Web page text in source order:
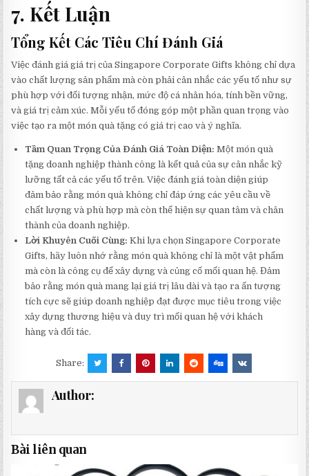
7. Kết Luận
Tổng Kết Các Tiêu Chí Đánh Giá
Việc đánh giá giá trị của Singapore Corporate Gifts không chỉ dựa
vào chất lượng sản phẩm mà còn phải cân nhắc các yếu tố như sự
phù hợp với đối tượng nhận, mức độ cá nhân hóa, tính bền vững,
và giá trị cảm xúc. Mỗi yếu tố đóng góp một phần quan trọng vào
việc tạo ra một món quà tặng có giá trị cao và ý nghĩa.
Tầm Quan Trọng Của Đánh Giá Toàn Diện: Một món quà
tặng doanh nghiệp thành công là kết quả của sự cân nhắc kỹ
lưỡng tất cả các yếu tố trên. Việc đánh giá toàn diện giúp
đảm bảo rằng món quà không chỉ đáp ứng các yêu cầu về
chất lượng và phù hợp mà còn thể hiện sự quan tâm và chân
thành của doanh nghiệp.
Lời Khuyên Cuối Cùng: Khi lựa chọn Singapore Corporate
Gifts, hãy luôn nhớ rằng món quà không chỉ là một vật phẩm
mà còn là công cụ để xây dựng và củng cố mối quan hệ. Đảm
bảo rằng món quà mang lại giá trị lâu dài và tạo ra ấn tượng
tích cực sẽ giúp doanh nghiệp đạt được mục tiêu trong việc
xây dựng thương hiệu và duy trì mối quan hệ với khách
hàng và đối tác.
Share:
Author:
Bài liên quan